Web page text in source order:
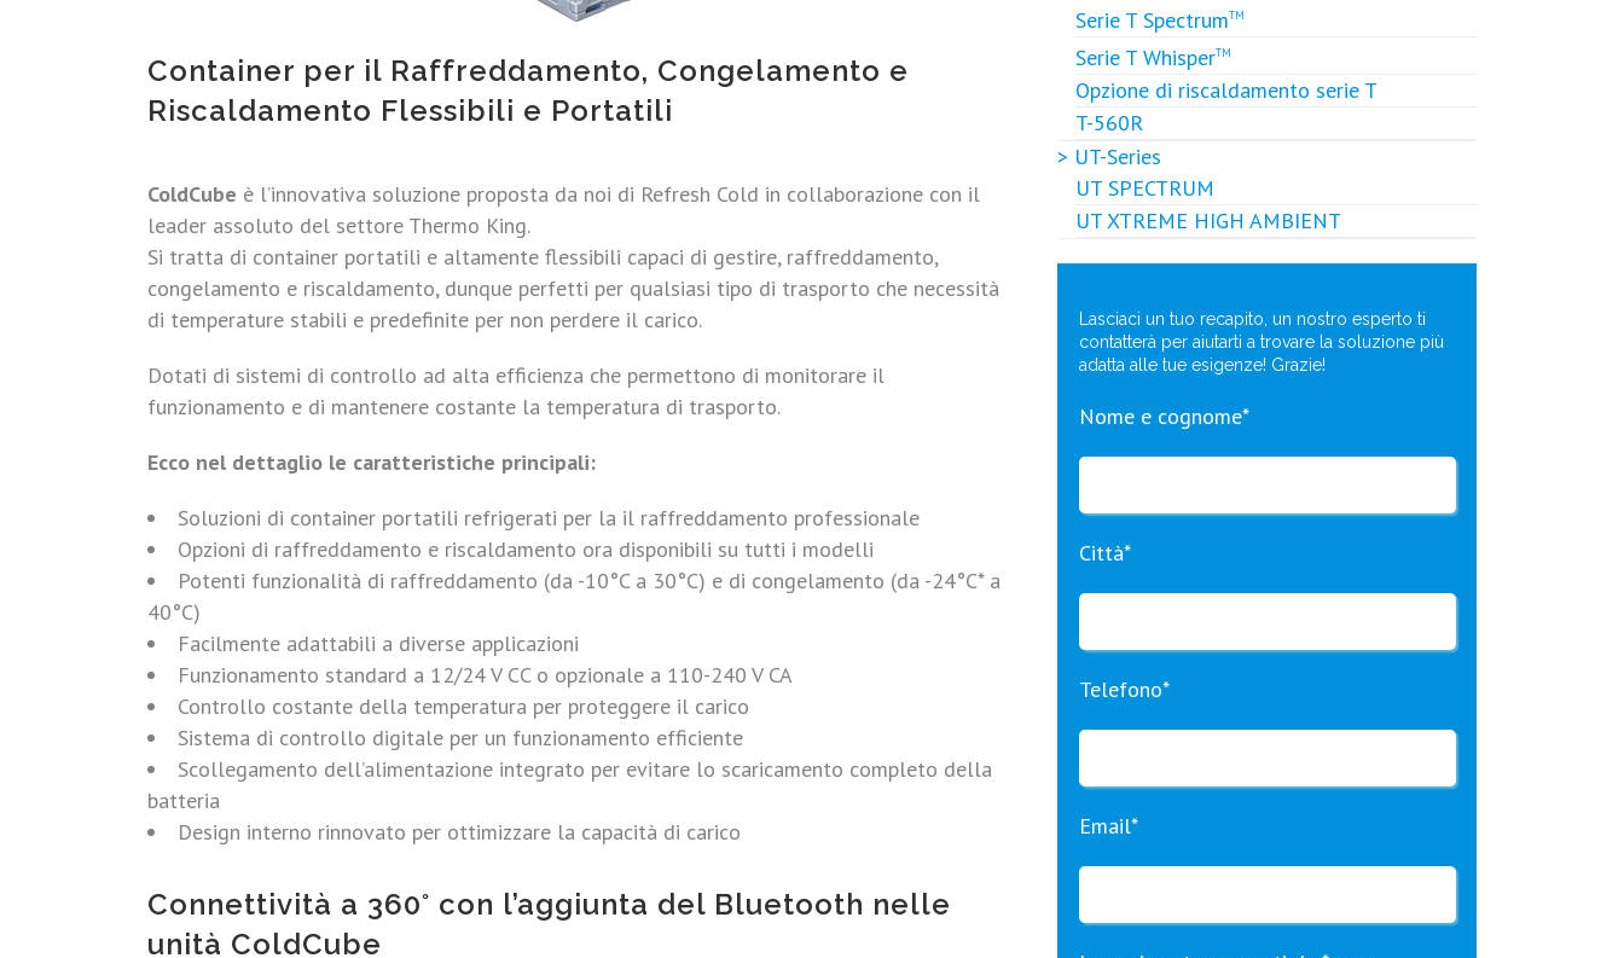
Container per il Raffreddamento, Congelamento e
Riscaldamento Flessibili e Portatili
ColdCube è l’innovativa soluzione proposta da noi di Refresh Cold in collaborazione con il
leader assoluto del settore Thermo King.
Si tratta di container portatili e altamente flessibili capaci di gestire, raffreddamento,
congelamento e riscaldamento, dunque perfetti per qualsiasi tipo di trasporto che necessità
di temperature stabili e predefinite per non perdere il carico.
Dotati di sistemi di controllo ad alta efficienza che permettono di monitorare il
funzionamento e di mantenere costante la temperatura di trasporto.
Ecco nel dettaglio le caratteristiche principali:
Soluzioni di container portatili refrigerati per la il raffreddamento professionale
Opzioni di raffreddamento e riscaldamento ora disponibili su tutti i modelli
Potenti funzionalità di raffreddamento (da -10°C a 30°C) e di congelamento (da -24°C* a
40°C)
Facilmente adattabili a diverse applicazioni
Funzionamento standard a 12/24 V CC o opzionale a 110-240 V CA
Controllo costante della temperatura per proteggere il carico
Sistema di controllo digitale per un funzionamento efficiente
Scollegamento dell’alimentazione integrato per evitare lo scaricamento completo della
batteria
Design interno rinnovato per ottimizzare la capacità di carico
Connettività a 360° con l’aggiunta del Bluetooth nelle
unità ColdCube
Serie T SpectrumTM
Serie T WhisperTM
Opzione di riscaldamento serie T
T-560R
> UT-Series
UT SPECTRUM
UT XTREME HIGH AMBIENT
Lasciaci un tuo recapito, un nostro esperto ti
contatterà per aiutarti a trovare la soluzione più
adatta alle tue esigenze! Grazie!
Nome e cognome*
Città*
Telefono*
Email*